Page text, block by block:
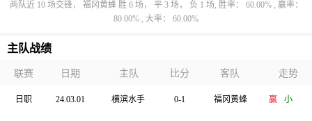
两队近 10 场交锋， 福冈黄蜂 胜 6 场， 平 3 场， 负 1 场, 胜率： 60.00% , 赢率：
80.00% , 大率： 60.00%
主队战绩
联赛 日期 主队 比分 客队 走势
日职 24.03.01 横滨水手 0-1 福冈黄蜂 赢 小